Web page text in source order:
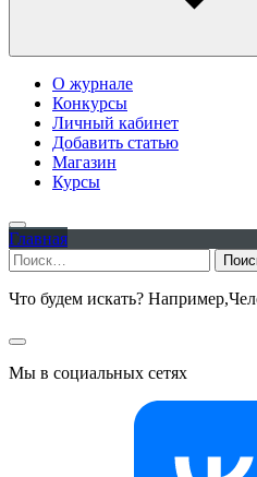
О журнале
Конкурсы
Личный кабинет
Добавить статью
Магазин
Курсы
Главная
Найти:
Что будем искать? Например,
Мы в социальных сетях